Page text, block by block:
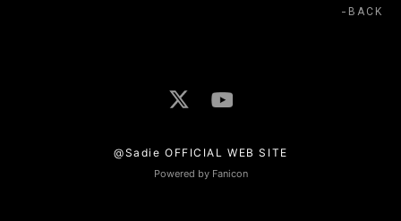
BACK
@Sadie OFFICIAL WEB SITE
Powered by Fanicon